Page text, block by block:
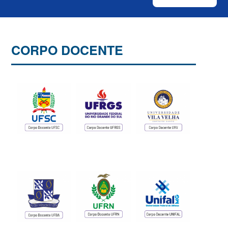
CORPO DOCENTE